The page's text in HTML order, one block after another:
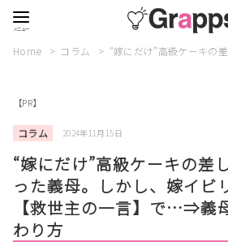
Home コラム “嫁にだけ”高級ケーキの
【PR】
コラム 2024年11月15日
“嫁にだけ”高級ケーキの差
った義母。しかし、嫁イビ
【救世主の一言】で…⇒義
わり方